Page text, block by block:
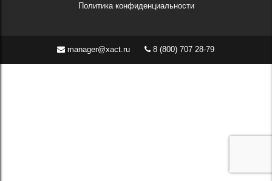
Политика конфиденциальности
manager@xact.ru 8 (800) 707 28-79